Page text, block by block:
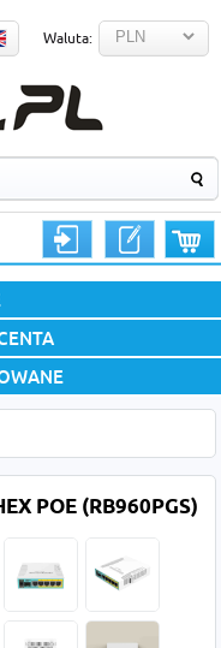
Waluta:
POE (RB960PGS)